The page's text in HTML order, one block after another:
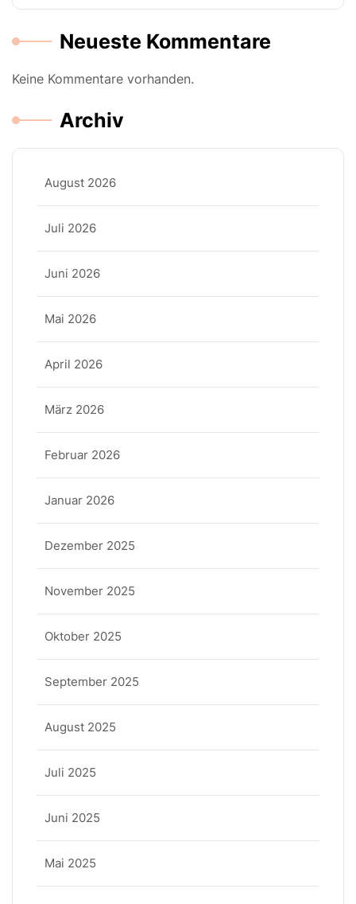
Neueste Kommentare
Keine Kommentare vorhanden.
Archiv
August 2026
Juli 2026
Juni 2026
Mai 2026
April 2026
März 2026
Februar 2026
Januar 2026
Dezember 2025
November 2025
Oktober 2025
September 2025
August 2025
Juli 2025
Juni 2025
Mai 2025